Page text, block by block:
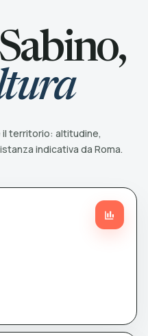
territorio: altitudine,
indicativa da Roma.